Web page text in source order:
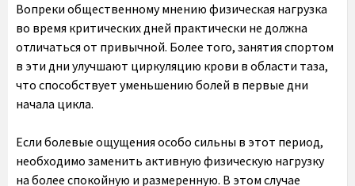
Вопреки общественному мнению физическая нагрузка
во время критических дней практически не должна
отличаться от привычной. Более того, занятия спортом
в эти дни улучшают циркуляцию крови в области таза,
что способствует уменьшению болей в первые дни
начала цикла.
Если болевые ощущения особо сильны в этот период,
необходимо заменить активную физическую нагрузку
на более спокойную и размеренную. В этом случае